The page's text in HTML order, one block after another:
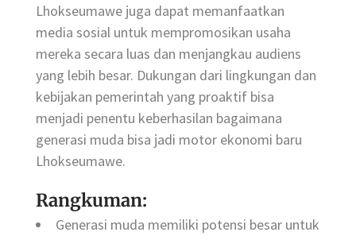
Lhokseumawe juga dapat memanfaatkan
media sosial untuk mempromosikan usaha
mereka secara luas dan menjangkau audiens
yang lebih besar. Dukungan dari lingkungan dan
kebijakan pemerintah yang proaktif bisa
menjadi penentu keberhasilan bagaimana
generasi muda bisa jadi motor ekonomi baru
Lhokseumawe.
Rangkuman:
Generasi muda memiliki potensi besar untuk